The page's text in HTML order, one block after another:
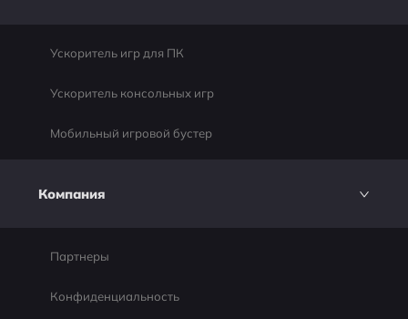
Ускоритель игр для ПК
Ускоритель консольных игр
Мобильный игровой бустер
Компания
Партнеры
Конфиденциальность